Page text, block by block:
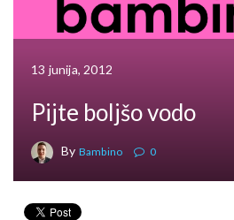
13 junija, 2012
Pijte boljšo vodo
By Bambino 0